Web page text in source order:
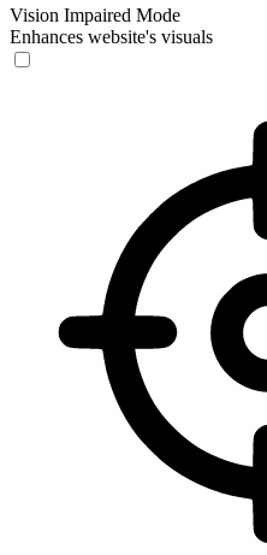
Vision Impaired Mode
Enhances website's visuals